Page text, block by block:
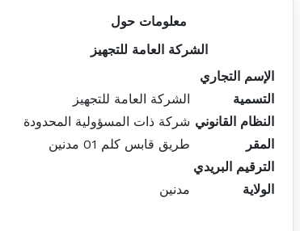
معلومات حول
الشركة العامة للتجهيز
الإسم التجاري
التسمية
الشركة العامة للتجهيز
النظام القانوني شركة ذات المسؤولية المحدودة
المقر
طريق قابس كلم 01 مدنين
الترقيم البريدي
الولاية
مدنين